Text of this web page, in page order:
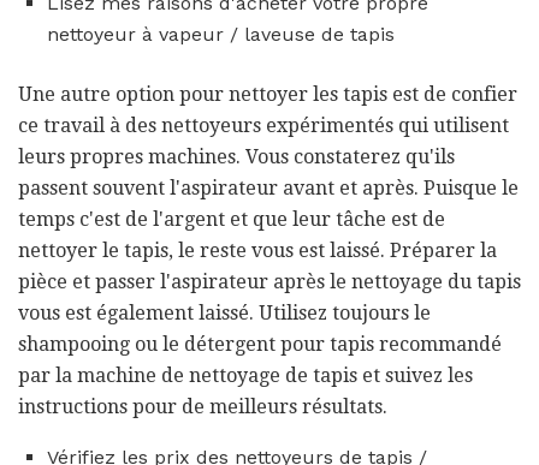
nettoyeur à vapeur / laveuse de tapis
Une autre option pour nettoyer les tapis est de confier
ce travail à des nettoyeurs expérimentés qui utilisent
leurs propres machines. Vous constaterez qu'ils
passent souvent l'aspirateur avant et après. Puisque le
temps c'est de l'argent et que leur tâche est de
nettoyer le tapis, le reste vous est laissé. Préparer la
pièce et passer l'aspirateur après le nettoyage du tapis
vous est également laissé. Utilisez toujours le
shampooing ou le détergent pour tapis recommandé
par la machine de nettoyage de tapis et suivez les
instructions pour de meilleurs résultats.
Vérifiez les prix des nettoyeurs de tapis /